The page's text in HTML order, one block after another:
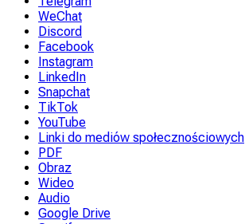
WeChat
Discord
Facebook
Instagram
LinkedIn
Snapchat
TikTok
YouTube
Linki do mediów społecznościowych
PDF
Obraz
Wideo
Audio
Google Drive